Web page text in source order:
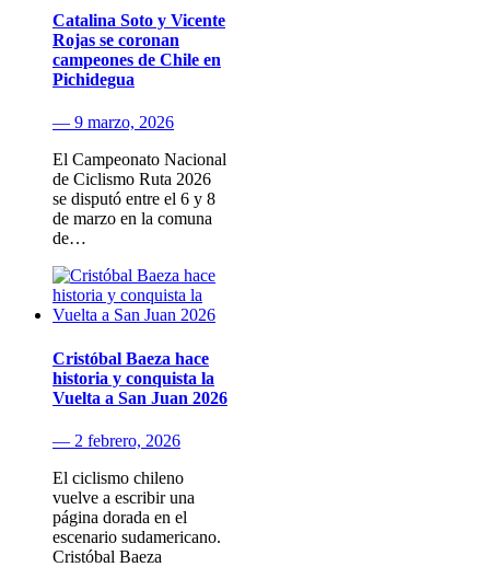
Catalina Soto y Vicente
Rojas se coronan
campeones de Chile en
Pichidegua
— 9 marzo, 2026
El Campeonato Nacional
de Ciclismo Ruta 2026
se disputó entre el 6 y 8
de marzo en la comuna
de…
Cristóbal Baeza hace
historia y conquista la
Vuelta a San Juan 2026
— 2 febrero, 2026
El ciclismo chileno
vuelve a escribir una
página dorada en el
escenario sudamericano.
Cristóbal Baeza